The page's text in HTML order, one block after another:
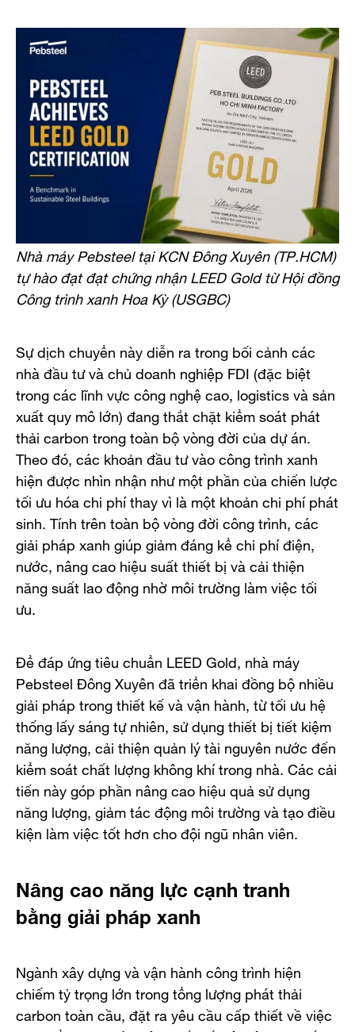
Nhà máy Pebsteel tại KCN Đông Xuyên (TP.HCM)
tự hào đạt đạt chứng nhận LEED Gold từ Hội đồng
Công trình xanh Hoa Kỳ (USGBC)
Sự dịch chuyển này diễn ra trong bối cảnh các
nhà đầu tư và chủ doanh nghiệp FDI (đặc biệt
trong các lĩnh vực công nghệ cao, logistics và sản
xuất quy mô lớn) đang thắt chặt kiểm soát phát
thải carbon trong toàn bộ vòng đời của dự án.
Theo đó, các khoản đầu tư vào công trình xanh
hiện được nhìn nhận như một phần của chiến lược
tối ưu hóa chi phí thay vì là một khoản chi phí phát
sinh. Tính trên toàn bộ vòng đời công trình, các
giải pháp xanh giúp giảm đáng kể chi phí điện,
nước, nâng cao hiệu suất thiết bị và cải thiện
năng suất lao động nhờ môi trường làm việc tối
ưu.
Để đáp ứng tiêu chuẩn LEED Gold, nhà máy
Pebsteel Đông Xuyên đã triển khai đồng bộ nhiều
giải pháp trong thiết kế và vận hành, từ tối ưu hệ
thống lấy sáng tự nhiên, sử dụng thiết bị tiết kiệm
năng lượng, cải thiện quản lý tài nguyên nước đến
kiểm soát chất lượng không khí trong nhà. Các cải
tiến này góp phần nâng cao hiệu quả sử dụng
năng lượng, giảm tác động môi trường và tạo điều
kiện làm việc tốt hơn cho đội ngũ nhân viên.
Nâng cao năng lực cạnh tranh
bằng giải pháp xanh
Ngành xây dựng và vận hành công trình hiện
chiếm tỷ trọng lớn trong tổng lượng phát thải
carbon toàn cầu, đặt ra yêu cầu cấp thiết về việc